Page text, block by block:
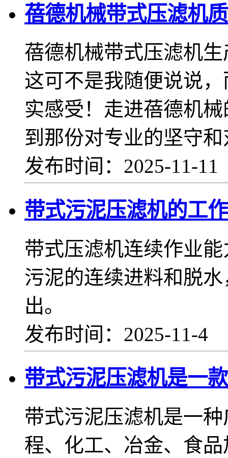
蓓德机械带式压滤机
蓓德机械带式压滤机
这可不是我随便说说
实感受！走进蓓德机
到那份对专业的坚守
发布时间：2025-11-
带式污泥压滤机的工
带式压滤机连续作业
污泥的连续进料和脱
出。
发布时间：2025-11-4
带式污泥压滤机是一
带式污泥压滤机是一
程、化工、冶金、食